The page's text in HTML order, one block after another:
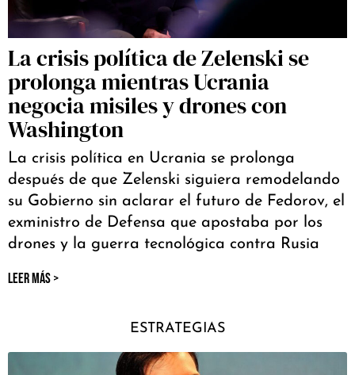
La crisis política de Zelenski se
prolonga mientras Ucrania
negocia misiles y drones con
Washington
La crisis política en Ucrania se prolonga
después de que Zelenski siguiera remodelando
su Gobierno sin aclarar el futuro de Fedorov, el
exministro de Defensa que apostaba por los
drones y la guerra tecnológica contra Rusia
LEER MÁS >
ESTRATEGIAS